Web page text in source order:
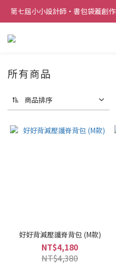
第七屆小小設計師・書包袋蓋創
所有商品
商品排序
好好背減壓護脊背包 (M款)
NT$4,180
NT$4,380